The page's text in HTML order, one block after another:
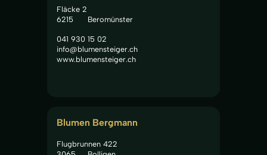
Fläcke 2
6215
Beromünster
041 930 15 02
info@blumensteiger.ch
www.blumensteiger.ch
Blumen Bergmann
Flugbrunnen 422